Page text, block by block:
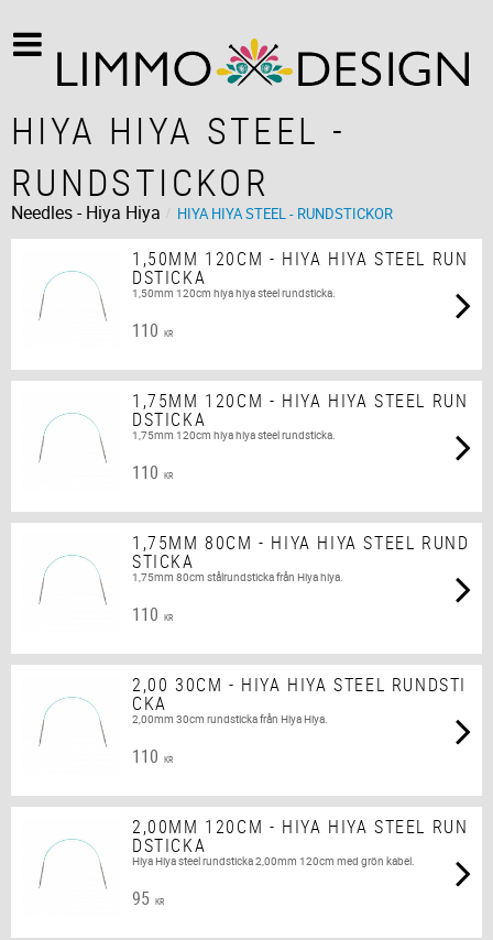
HIYA HIYA STEEL -
RUNDSTICKOR
Needles - Hiya Hiya HIYA HIYA STEEL - RUNDSTICKOR
1,50MM 120CM - HIYA HIYA STEEL RUN
DSTICKA
1,50mm 120cm hiya hiya steel rundsticka.
110 KR
1,75MM 120CM - HIYA HIYA STEEL RUN
DSTICKA
1,75mm 120cm hiya hiya steel rundsticka.
110 KR
1,75MM 80CM - HIYA HIYA STEEL RUND
STICKA
1,75mm 80cm stålrundsticka från Hiya hiya.
110 KR
2,00 30CM - HIYA HIYA STEEL RUNDSTI
CKA
2,00mm 30cm rundsticka från Hiya Hiya.
110 KR
2,00MM 120CM - HIYA HIYA STEEL RUN
DSTICKA
Hiya Hiya steel rundsticka 2,00mm 120cm med grön kabel.
95 KR